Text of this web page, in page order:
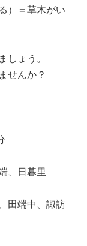
）＝草木がい
しょう。
せんか？
、日暮里
田端中、諏訪